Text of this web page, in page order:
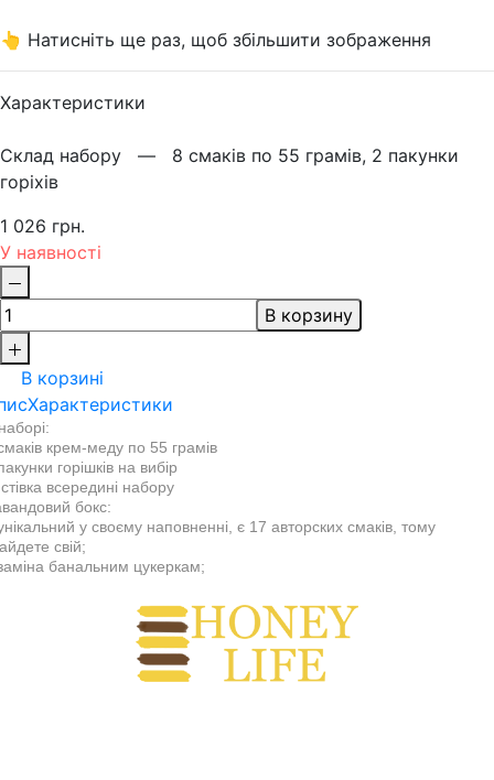
👆 Натисніть ще раз, щоб збільшити зображення
Характеристики
Склад набору — 8 смаків по 55 грамів, 2 пакунки
горіхів
1 026 грн.
У наявності
В корзину
В корзині
Характеристики
крем-меду по 55 грамів
горішків на вибір
всередині набору
бокс:
у своєму наповненні, є 17 авторских смаків, тому
свій;
банальним цукеркам;